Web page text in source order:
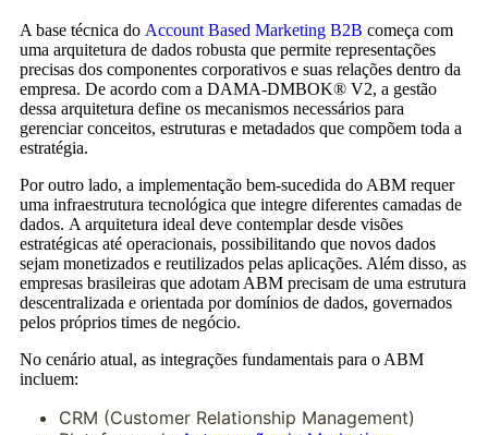
A base técnica do Account Based Marketing B2B começa com
uma arquitetura de dados robusta que permite representações
precisas dos componentes corporativos e suas relações dentro da
empresa. De acordo com a DAMA-DMBOK® V2, a gestão
dessa arquitetura define os mecanismos necessários para
gerenciar conceitos, estruturas e metadados que compõem toda a
estratégia.
Por outro lado, a implementação bem-sucedida do ABM requer
uma infraestrutura tecnológica que integre diferentes camadas de
dados. A arquitetura ideal deve contemplar desde visões
estratégicas até operacionais, possibilitando que novos dados
sejam monetizados e reutilizados pelas aplicações. Além disso, as
empresas brasileiras que adotam ABM precisam de uma estrutura
descentralizada e orientada por domínios de dados, governados
pelos próprios times de negócio.
No cenário atual, as integrações fundamentais para o ABM
incluem:
CRM (Customer Relationship Management)